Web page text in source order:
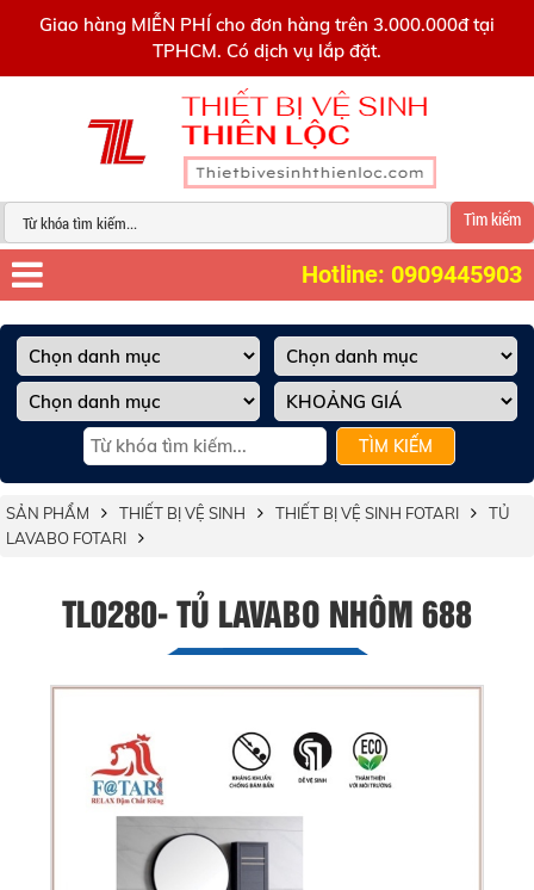
Giao hàng MIỄN PHÍ cho đơn hàng trên 3.000.000đ tại
TPHCM. Có dịch vụ lắp đặt.
Tìm kiếm
Hotline: 0909445903
TÌM KIẾM
SẢN PHẨM THIẾT BỊ VỆ SINH THIẾT BỊ VỆ SINH FOTARI
TỦ
LAVABO FOTARI
TL0280- TỦ LAVABO NHÔM 688
0909445903